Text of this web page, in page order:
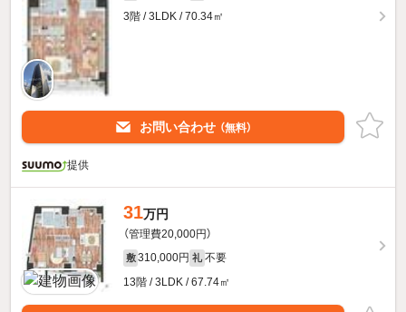
3階 / 3LDK / 70.34㎡
お問い合わせ （無料）
提供
31万円
（管理費20,000円）
敷 310,000円 礼 不要
13階 / 3LDK / 67.74㎡